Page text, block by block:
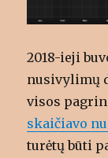
2018-ieji
nusivylimų
visos
skaičiavo
turėtų būti